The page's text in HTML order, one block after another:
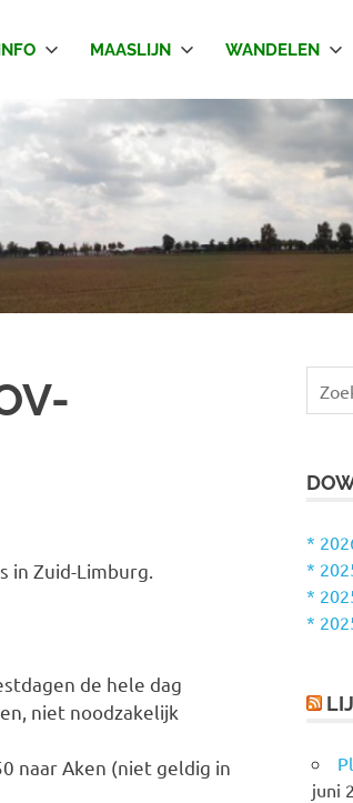
MAASLIJN WANDELEN
in Zuid-Limburg.
de hele dag
niet noodzakelijk
naar Aken (niet geldig in
e
n
a
a
r
*
*
*
*
juni